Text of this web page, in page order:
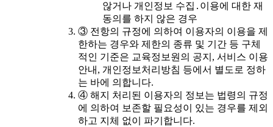
않거나 개인정보 수집․이용에 대한 재
동의를 하지 않은 경우
③ 전항의 규정에 의하여 이용자의 이용을 제
한하는 경우와 제한의 종류 및 기간 등 구체
적인 기준은 교육정보원의 공지, 서비스 이용
안내, 개인정보처리방침 등에서 별도로 정하
는 바에 의합니다.
④ 해지 처리된 이용자의 정보는 법령의 규정
에 의하여 보존할 필요성이 있는 경우를 제외
하고 지체 없이 파기합니다.